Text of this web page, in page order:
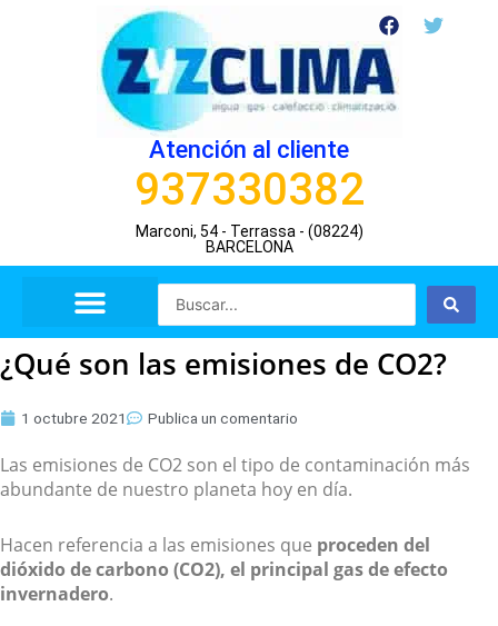
F
a
c
e
b
o
T
w
Atención al cliente
937330382
Marconi, 54 - Terrassa - (08224)
BARCELONA
Search
¿Qué son las emisiones de CO2?
1 octubre 2021 Publica un comentario
Las emisiones de CO2 son el tipo de contaminación más
abundante de nuestro planeta hoy en día.
Hacen referencia a las emisiones que proceden del
dióxido de carbono (CO2), el principal gas de efecto
invernadero.